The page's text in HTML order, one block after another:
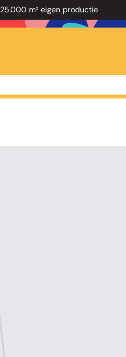
25.000 m² eigen productie